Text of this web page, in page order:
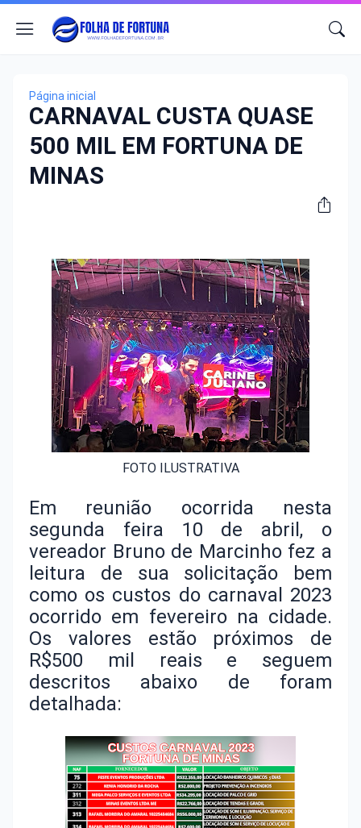
Página inicial
CARNAVAL CUSTA QUASE
500 MIL EM FORTUNA DE
MINAS
FOTO ILUSTRATIVA
Em reunião ocorrida nesta
segunda feira 10 de abril, o
vereador Bruno de Marcinho fez a
leitura de sua solicitação bem
como os custos do carnaval 2023
ocorrido em fevereiro na cidade.
Os valores estão próximos de
R$500 mil reais e seguem
descritos abaixo de foram
detalhada: